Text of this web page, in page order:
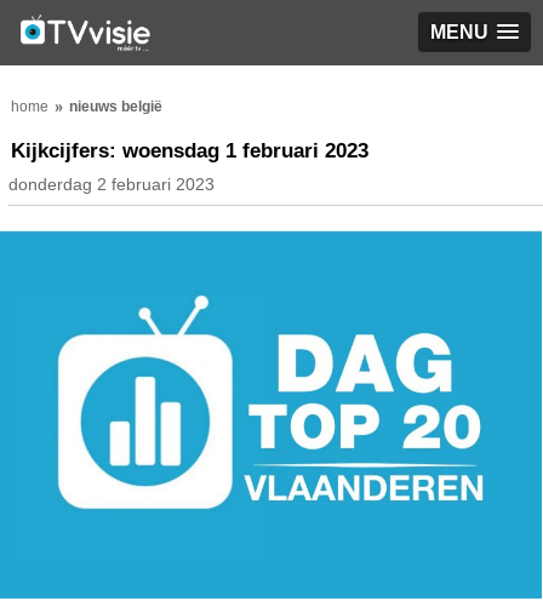
MENU
home nieuws belgië
Kijkcijfers: woensdag 1 februari 2023
donderdag 2 februari 2023